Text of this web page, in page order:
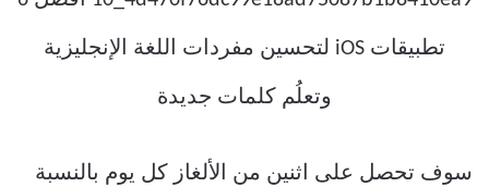
سوف تحصل على اثنين من الألغاز كل يوم بالنسبة